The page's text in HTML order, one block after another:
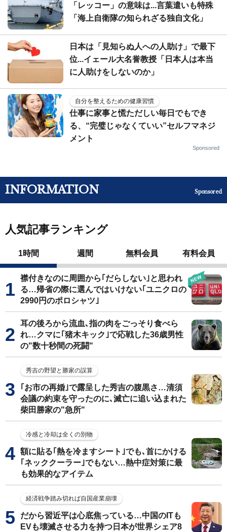
「レッコー」の意味は...言葉遣いも特殊
「海上自衛隊の知られざる独自文化」
日本は「見知らぬ人への人助け」で最下
位...イェール大名誉教授「日本人は本当
に人助けをしないのか」
自分を整えるための健康習慣
仕事に家事と慌ただしい毎日でもでき
る、“完璧じゃなくていい”セルフマネジ
メント
Sponsored
INFORMATION Sponsored
人気記事ランキング
1時間 週間 無料会員 有料会員
襟付きなのに周囲から｢だらしない｣と思われ
る…帰省の際に選んではいけない｢ユニクロの
2990円のポロシャツ｣
耳の後ろから流血､指の肉をごっそり食べら
れ…クマに｢猪木キック｣で応戦した36歳男性
の"数十秒間の死闘"
秀吉の野望と勝家の誤算
｢お市の再婚｣で露呈した秀吉の腹黒さ…清須
会議の約束を守ったのに､滅亡に追い込まれた
柴田勝家の"急所"
冷感と冷却は全くの別物
額に貼る｢熱を冷ますシート｣でも､首にかける
｢ネッククーラー｣でもない…熱中症対策に最
も効果的なアイテム
経済戦争踏み切れば自国産業崩壊
だから習近平は心底焦っている…中国のITも
EVも壊滅させる力を持つ日本が世界シェア8